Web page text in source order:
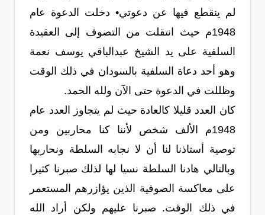
لم ينقطع فيها عن دعوتي• دخلت الدعوة عام
1948م حيث انتقلت من التصوف إلى العقيدة
السلفية على يد الشيخ عبدالباقي يوسف نعمة
وهو أحد دعاة السلفية بالسودان في ذلك الوقت
وظللت في الدعوة حتى الآن ولله الحمد.
كان العدد قليلا كالعادة حيث لم يتجاوز العدد عام
1948م الألف شخص لأننا كنا محاربين ومن
توصية أستاذنا لنا أن لا نجابه السلطة ونحاربها
وبالتالي هادنا السلطة نسيا لها لذلك صبرنا كثيرا
على معاكسة الصوفية الذين يؤازرهم المستعمر
في ذلك الوقت. صبرنا عليهم ولكن أراد الله